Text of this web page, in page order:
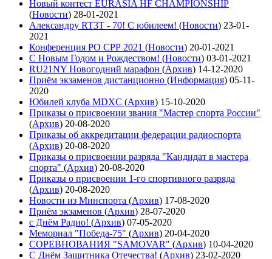
Новый контест EURASIA HF CHAMPIONSHIP
(Новости) 28-01-2021
Александру RT3T - 70! С юбилеем! (Новости) 23-01-
2021
Конференция РО СРР 2021 (Новости) 20-01-2021
С Новым Годом и Рождеством! (Новости) 03-01-2021
RU21NY Новогодний марафон (Архив) 14-12-2020
Приём экзаменов дистанционно (Информация) 05-11-
2020
Юбилей клуба MDXC (Архив) 15-10-2020
Приказы о присвоении звания "Мастер спорта России"
(Архив) 20-08-2020
Приказы об аккредитации федерации радиоспорта
(Архив) 20-08-2020
Приказы о присвоении разряда "Кандидат в мастера
спорта" (Архив) 20-08-2020
Приказы о присвоении 1-го спортивного разряда
(Архив) 20-08-2020
Новости из Минспорта (Архив) 17-08-2020
Приём экзаменов (Архив) 28-07-2020
с Днём Радио! (Архив) 07-05-2020
Мемориал "Победа-75" (Архив) 20-04-2020
СОРЕВНОВАНИЯ "SAMOVAR" (Архив) 10-04-2020
С Днём Защитника Отечества! (Архив) 23-02-2020